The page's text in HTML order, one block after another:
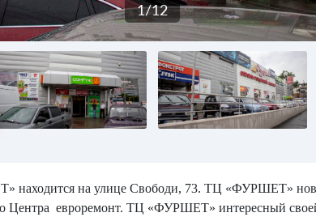
1/12
находится на улице Свободи, 73. ТЦ «ФУРШЕТ»
Центра евроремонт. ТЦ «ФУРШЕТ» интересный